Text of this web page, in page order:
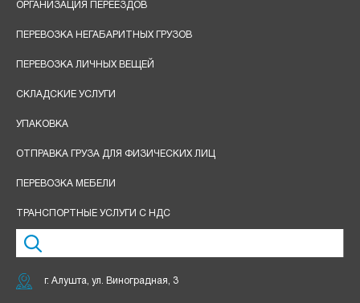
ОРГАНИЗАЦИЯ ПЕРЕЕЗДОВ
ПЕРЕВОЗКА НЕГАБАРИТНЫХ ГРУЗОВ
ПЕРЕВОЗКА ЛИЧНЫХ ВЕЩЕЙ
СКЛАДСКИЕ УСЛУГИ
УПАКОВКА
ОТПРАВКА ГРУЗА ДЛЯ ФИЗИЧЕСКИХ ЛИЦ
ПЕРЕВОЗКА МЕБЕЛИ
ТРАНСПОРТНЫЕ УСЛУГИ С НДС
г. Алушта, ул. Виноградная, 3